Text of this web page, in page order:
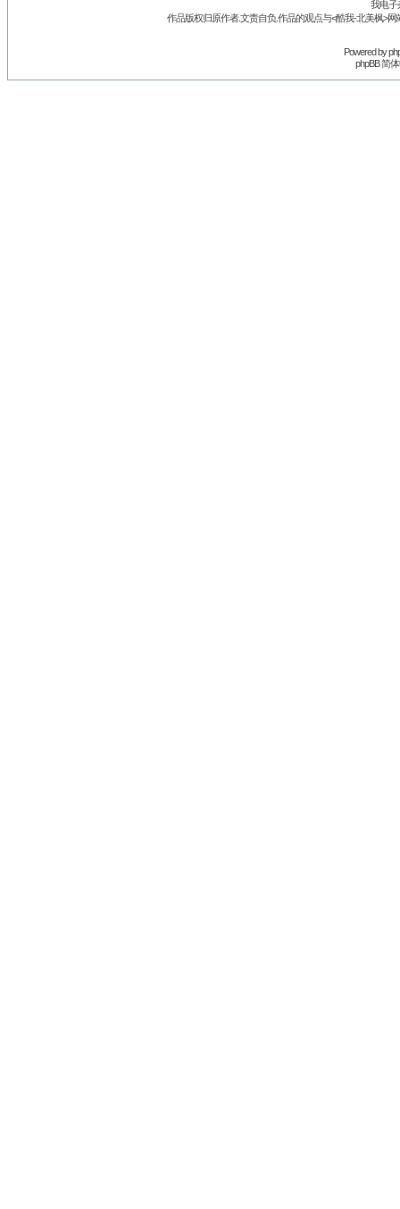
我电子
作品版权归原作者.文责自负.作品的观点与<酷我-北美枫>
Powered by
phpBB 简